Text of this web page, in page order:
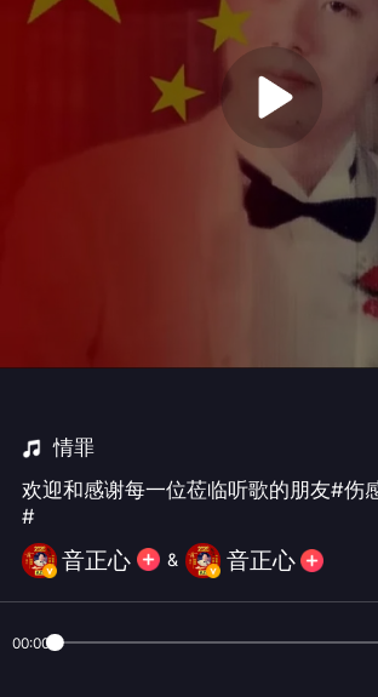
情罪
欢迎和感谢每一位莅临听歌的朋友#伤
#
音正心 & 音正心
00:00